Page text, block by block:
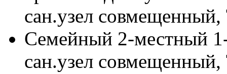
сан.узел
Семейный 2-местный
сан.узел